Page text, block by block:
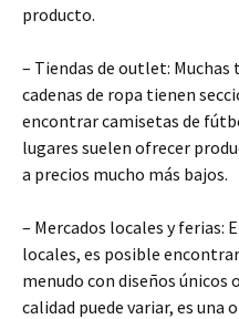
producto.
– Tiendas de outlet: Muchas
cadenas de ropa tienen
encontrar camisetas de
lugares suelen ofrecer
a precios mucho más bajos.
– Mercados locales y ferias:
locales, es posible
menudo con diseños únicos
calidad puede variar, es una